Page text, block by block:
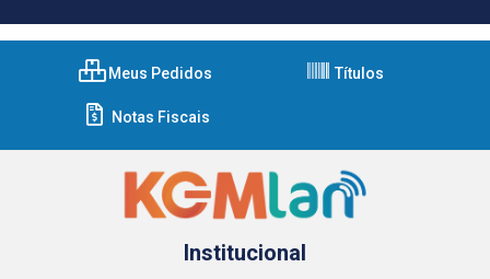
Meus Pedidos Títulos
Notas Fiscais
Institucional